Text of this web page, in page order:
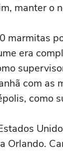
manter o
marmitas
era
com
como
Orlando.